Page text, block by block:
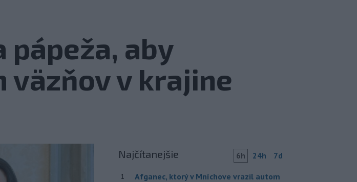
pápeža, aby
v krajine
Najčítanejšie 6h 24h 7d
1
Afganec, ktorý v Mníchove vrazil autom